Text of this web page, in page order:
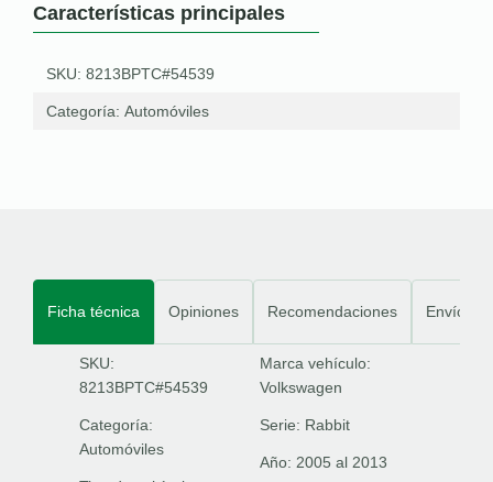
Características principales
SKU: 8213BPTC#54539
Categoría: Automóviles
Ficha técnica Opiniones Recomendaciones Envíos
SKU:
8213BPTC#54539
Categoría:
Automóviles
Marca vehículo:
Volkswagen
Serie: Rabbit
Año: 2005 al 2013